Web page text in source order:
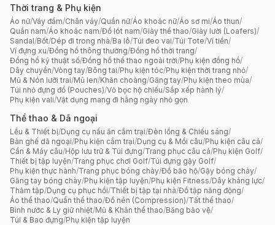
Thời trang & Phụ kiện
Áo nữ/Váy đầm/Chân váy/Quần nữ/Áo khoác nữ/Áo sơ mi/Áo thun/
Quần nam/Áo khoác nam/Đồ lót nam/Giày thể thao/Giày lười (Loafers)/
Sandal/Bốt/Dép đi trong nhà/Ba lô/Túi đeo vai/Túi Tote/Ví tiền/
Ví đựng xu/Đồng hồ thông thường/Đồng hồ thời trang/
Đồng hồ kỹ thuật số/Đồng hồ thể thao ngoài trời/Phụ kiện đồng hồ/
Dây chuyền/Vòng tay/Bông tai/Phụ kiện tóc/Phụ kiện thời trang nhỏ/
Mũ & Nón lưỡi trai/Mũ len/Khăn choàng/Găng tay/Phụ kiện theo mùa/
Túi nhỏ đựng đồ (Pouches)/Vỏ bọc hộ chiếu/Sắp xếp hành lý/
Phụ kiện vali/Vật dụng mang đi hằng ngày nhỏ gọn
Thể thao & Dã ngoại
Lều & Thiết bị/Dụng cụ nấu ăn cắm trại/Đèn lồng & Chiếu sáng/
Bàn ghế dã ngoại/Phụ kiện cắm trại/Dụng cụ & Mồi câu/Phụ kiện câu cá/
Cần & Máy câu/Hộp lưu trữ & Túi đựng/Trang phục câu cá/Phụ kiện Golf/
Thiết bị tập luyện/Trang phục chơi Golf/Túi đựng gậy Golf/
Phụ kiện thực hành/Trang phục bóng chày/Đồ bảo hộ/Gậy bóng chày/
Găng tay bóng chày/Phụ kiện tập luyện/Phụ kiện Fitness/Dây kháng lực/
Thảm tập/Dụng cụ phục hồi/Thiết bị tập tại nhà/Đồ tập năng động/
Áo thể thao/Quần thể thao/Đồ nén (Compression)/Tất thể thao/
Bình nước & Ly giữ nhiệt/Mũ & Khăn thể thao/Băng bảo vệ/
Túi & Bao đựng/Phụ kiện tập luyện